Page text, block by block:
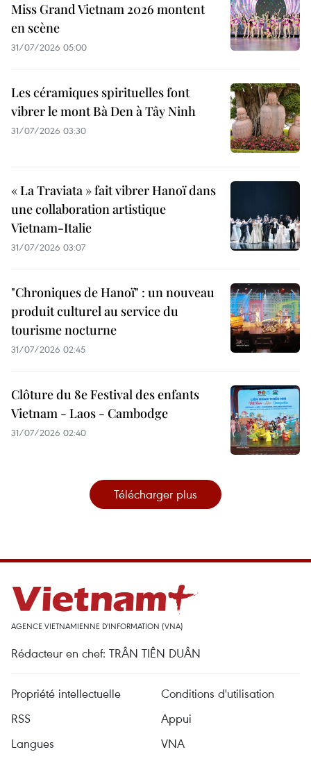
Miss Grand Vietnam 2026 montent
en scène
31/07/2026 05:00
Les céramiques spirituelles font
vibrer le mont Bà Den à Tây Ninh
31/07/2026 03:30
« La Traviata » fait vibrer Hanoï dans
une collaboration artistique
Vietnam-Italie
31/07/2026 03:07
"Chroniques de Hanoï" : un nouveau
produit culturel au service du
tourisme nocturne
31/07/2026 02:45
Clôture du 8e Festival des enfants
Vietnam - Laos - Cambodge
31/07/2026 02:40
Télécharger plus
AGENCE VIETNAMIENNE D'INFORMATION (VNA)
Rédacteur en chef: TRÂN TIÊN DUÂN
Propriété intellectuelle
Conditions d'utilisation
RSS
Appui
Langues
VNA